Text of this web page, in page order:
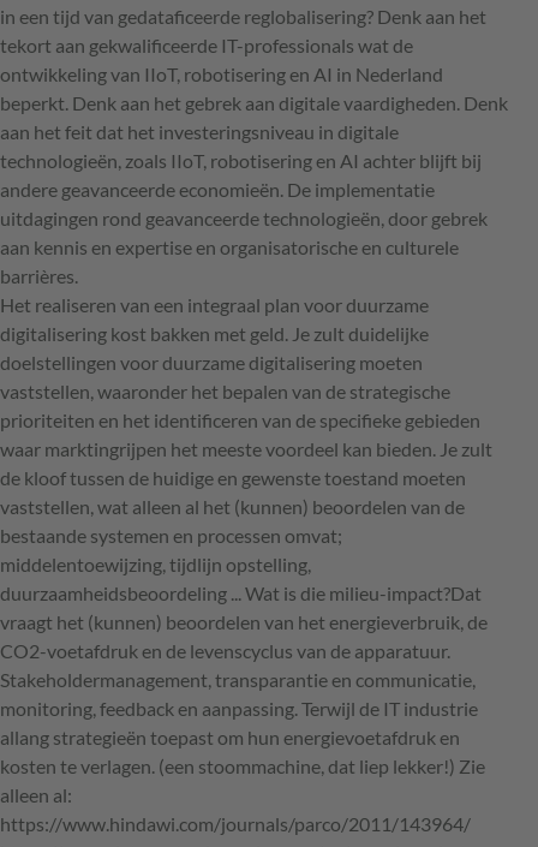
in een tijd van gedataficeerde reglobalisering? Denk aan het
tekort aan gekwalificeerde IT-professionals wat de
ontwikkeling van IIoT, robotisering en AI in Nederland
beperkt. Denk aan het gebrek aan digitale vaardigheden. Denk
aan het feit dat het investeringsniveau in digitale
technologieën, zoals IIoT, robotisering en AI achter blijft bij
andere geavanceerde economieën. De implementatie
uitdagingen rond geavanceerde technologieën, door gebrek
aan kennis en expertise en organisatorische en culturele
barrières.
Het realiseren van een integraal plan voor duurzame
digitalisering kost bakken met geld. Je zult duidelijke
doelstellingen voor duurzame digitalisering moeten
vaststellen, waaronder het bepalen van de strategische
prioriteiten en het identificeren van de specifieke gebieden
waar marktingrijpen het meeste voordeel kan bieden. Je zult
de kloof tussen de huidige en gewenste toestand moeten
vaststellen, wat alleen al het (kunnen) beoordelen van de
bestaande systemen en processen omvat;
middelentoewijzing, tijdlijn opstelling,
duurzaamheidsbeoordeling ... Wat is die milieu-impact?Dat
vraagt het (kunnen) beoordelen van het energieverbruik, de
CO2-voetafdruk en de levenscyclus van de apparatuur.
Stakeholdermanagement, transparantie en communicatie,
monitoring, feedback en aanpassing. Terwijl de IT industrie
allang strategieën toepast om hun energievoetafdruk en
kosten te verlagen. (een stoommachine, dat liep lekker!) Zie
alleen al:
https://www.hindawi.com/journals/parco/2011/143964/